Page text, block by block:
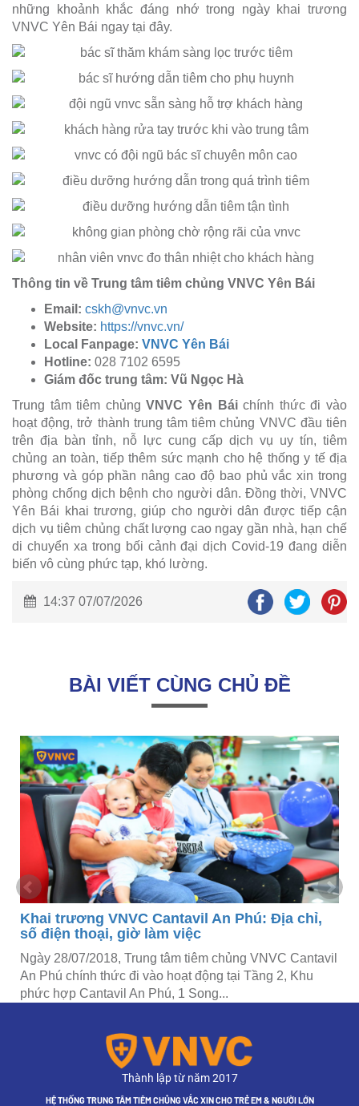
những khoảnh khắc đáng nhớ trong ngày khai trương
VNVC Yên Bái ngay tại đây.
Thông tin về Trung tâm tiêm chủng VNVC Yên Bái
Email: cskh@vnvc.vn
Website: https://vnvc.vn/
Local Fanpage: VNVC Yên Bái
Hotline: 028 7102 6595
Giám đốc trung tâm: Vũ Ngọc Hà
Trung tâm tiêm chủngVNVC Yên Báichính thức đi vào
hoạt động, trở thành trung tâm tiêm chủng VNVC đầu tiên
trên địa bàn tỉnh, nỗ lực cung cấp dịch vụ uy tín, tiêm
chủng an toàn, tiếp thêm sức mạnh cho hệ thống y tế địa
phương và góp phần nâng cao độ bao phủ vắc xin trong
phòng chống dịch bệnh cho người dân. Đồng thời, VNVC
Yên Bái khai trương, giúp cho người dân được tiếp cận
dịch vụ tiêm chủng chất lượng cao ngay gần nhà, hạn chế
di chuyển xa trong bối cảnh đại dịch Covid-19 đang diễn
biến vô cùng phức tạp, khó lường.
14:37 07/07/2026
BÀI VIẾT CÙNG CHỦ ĐỀ
Khai trương VNVC Cantavil An Phú: Địa chỉ,
số điện thoại, giờ làm việc
Ngày 28/07/2018, Trung tâm tiêm chủng VNVC Cantavil
An Phú chính thức đi vào hoạt động tại Tầng 2, Khu
phức hợp Cantavil An Phú, 1 Song...
Thành lập từ năm 2017
HỆ THỐNG TRUNG TÂM TIÊM CHỦNG VẮC XIN CHO TRẺ EM & NGƯỜI LỚN